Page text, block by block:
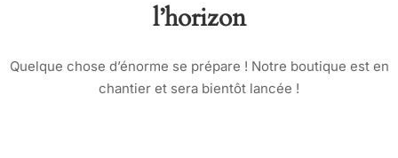
l’horizon
Quelque chose d’énorme se prépare ! Notre boutique est en
chantier et sera bientôt lancée !